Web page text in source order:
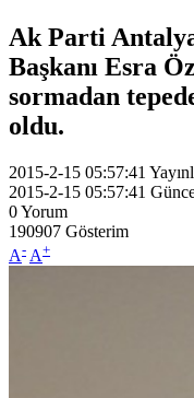
Ak Parti
Başkanı Esra
sormadan
oldu.
2015-2-15 05:57:41
2015-2-15 05:57:41
0Yorum
190907 Gösterim
A- A+